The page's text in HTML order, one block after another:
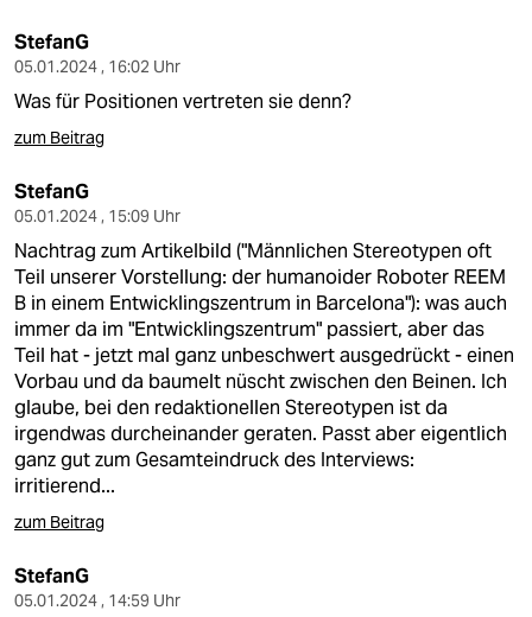
StefanG
05.01.2024 , 16:02 Uhr
Was für Positionen vertreten sie denn?
zum Beitrag
StefanG
05.01.2024 , 15:09 Uhr
Nachtrag zum Artikelbild ("Männlichen Stereotypen oft
Teil unserer Vorstellung: der humanoider Roboter REEM
B in einem Entwicklingszentrum in Barcelona"): was auch
immer da im "Entwicklingszentrum" passiert, aber das
Teil hat - jetzt mal ganz unbeschwert ausgedrückt - einen
Vorbau und da baumelt nüscht zwischen den Beinen. Ich
glaube, bei den redaktionellen Stereotypen ist da
irgendwas durcheinander geraten. Passt aber eigentlich
ganz gut zum Gesamteindruck des Interviews:
irritierend...
zum Beitrag
StefanG
05.01.2024 , 14:59 Uhr